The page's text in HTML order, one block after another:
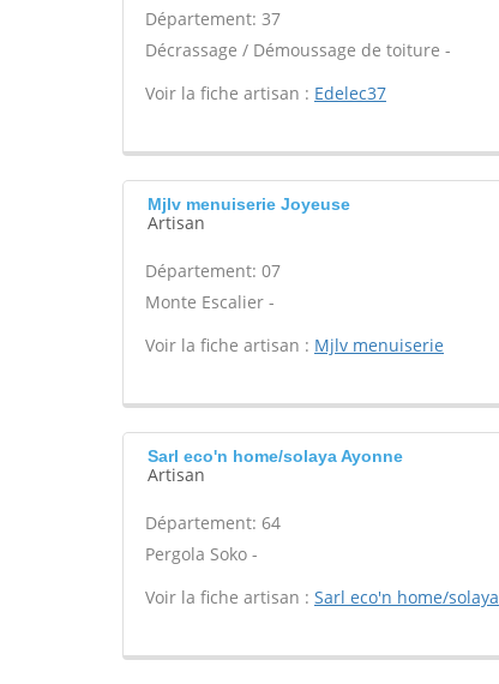
Département: 37
Décrassage / Démoussage de toiture -
Voir la fiche artisan : Edelec37
Mjlv menuiserie Joyeuse
Artisan
Département: 07
Monte Escalier -
Voir la fiche artisan : Mjlv menuiserie
Sarl eco'n home/solaya Ayonne
Artisan
Département: 64
Pergola Soko -
Voir la fiche artisan : Sarl eco'n home/solaya